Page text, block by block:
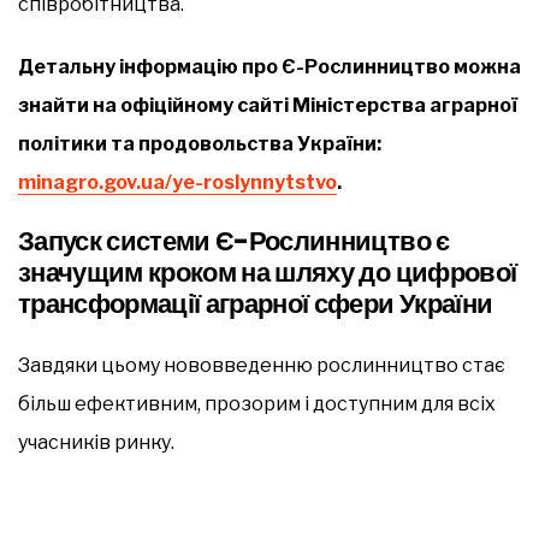
Детальну інформацію про Є-Рослинництво можна
знайти на офіційному сайті Міністерства аграрної
політики та продовольства України:
minagro.gov.ua/ye-roslynnytstvo.
Запуск системи Є-Рослинництво є
значущим кроком на шляху до цифрової
трансформації аграрної сфери України
Завдяки цьому нововведенню рослинництво стає
більш ефективним, прозорим і доступним для всіх
учасників ринку.